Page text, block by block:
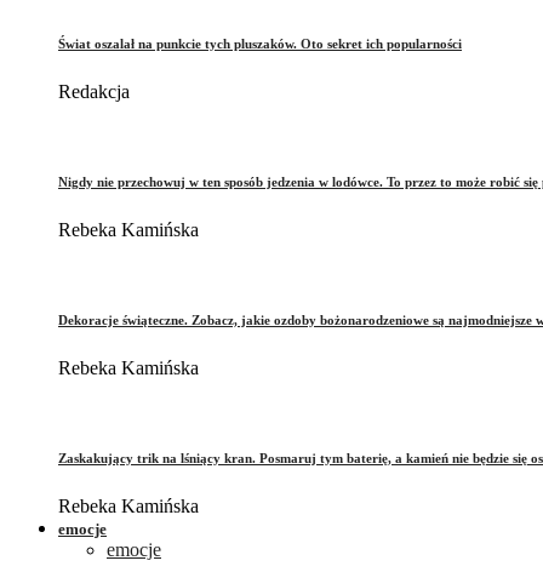
Świat oszalał na punkcie tych pluszaków. Oto sekret ich popularności
Redakcja
Nigdy nie przechowuj w ten sposób jedzenia w lodówce. To przez to może robić się
Rebeka Kamińska
Dekoracje świąteczne. Zobacz, jakie ozdoby bożonarodzeniowe są najmodniejsze
Rebeka Kamińska
Zaskakujący trik na lśniący kran. Posmaruj tym baterię, a kamień nie będzie się
Rebeka Kamińska
emocje
emocje